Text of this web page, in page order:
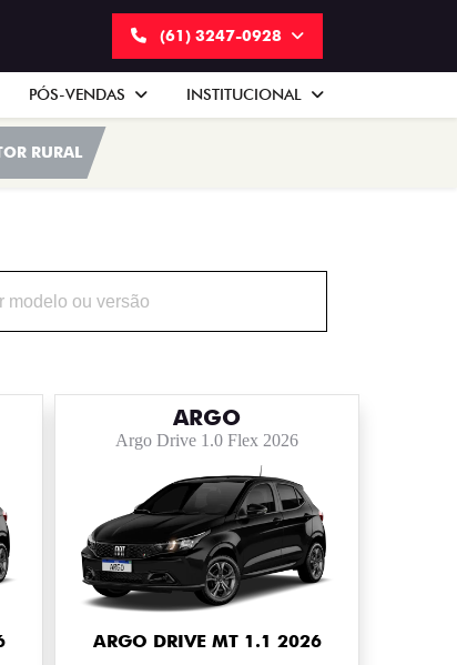
(61) 3247-0928
PÓS-VENDAS INSTITUCIONAL
RURAL
ARGO
Argo Drive 1.0 Flex 2026
ARGO DRIVE MT 1.1 2026